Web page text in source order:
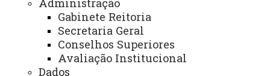
Arquivo Virtual
Campus
Administração
Gabinete Reitoria
Secretaria Geral
Conselhos Superiores
Avaliação Institucional
Dados